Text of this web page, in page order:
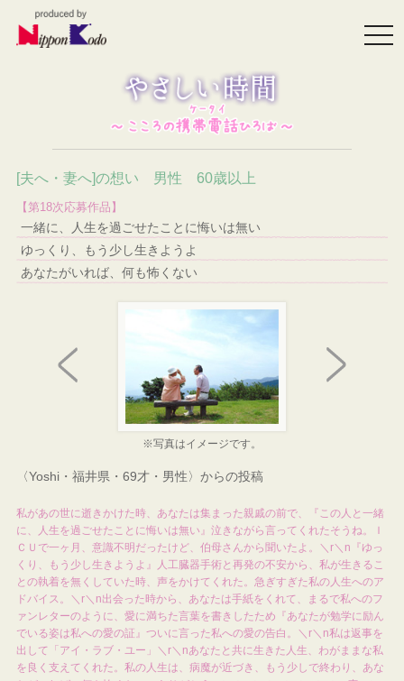
[夫へ・妻へ]の想い 男性 60歳以上
【第18次応募作品】
一緒に、人生を過ごせたことに悔いは無い
ゆっくり、もう少し生きようよ
あなたがいれば、何も怖くない
※写真はイメージです。
〈Yoshi・福井県・69才・男性〉からの投稿
私があの世に逝きかけた時、あなたは集まった親戚の前で、『この人と一緒
に、人生を過ごせたことに悔いは無い』泣きながら言ってくれたそうね。Ｉ
ＣＵで一ヶ月、意識不明だったけど、伯母さんから聞いたよ。＼r＼n『ゆっ
くり、もう少し生きようよ』人工臓器手術と再発の不安から、私が生きるこ
との執着を無くしていた時、声をかけてくれた。急ぎすぎた私の人生へのア
ドバイス。＼r＼n出会った時から、あなたは手紙をくれて、まるで私へのフ
ァンレターのように、愛に満ちた言葉を書きしたため『あなたが勉学に励ん
でいる姿は私への愛の証』ついに言った私への愛の告白。＼r＼n私は返事を
出して「アイ・ラブ・ユー」＼r＼nあなたと共に生きた人生、わがままな私
を良く支えてくれた。私の人生は、病魔が近づき、もう少しで終わり、あな